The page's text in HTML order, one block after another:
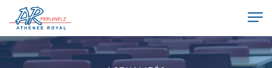
Skip to main content
Athénée Royal de Péruwelz